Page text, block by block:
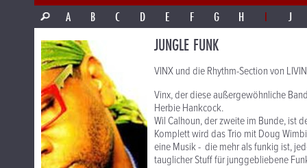
A
B C D E F G H I J
JUNGLE FUNK
VINX und die Rhythm-Section von
Vinx, der diese außergewöhnliche
Herbie Hankcock.
Wil Calhoun, der zweite im Bunde, ist
Komplett wird das Trio mit Doug
eine Musik - die mehr als funkig ist,
tauglicher Stuff für junggebliebene